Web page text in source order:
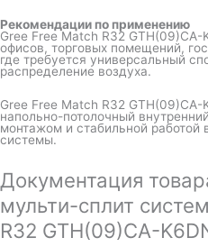
Рекомендации по применению
Gree Free Match R32 GTH(09)CA-
офисов, торговых помещений,
где требуется универсальный
распределение воздуха.
Gree Free Match R32
напольно-потолочный
монтажом и стабильной работой
системы.
Документация
мульти-сплит
R32 GTH(09)CA-